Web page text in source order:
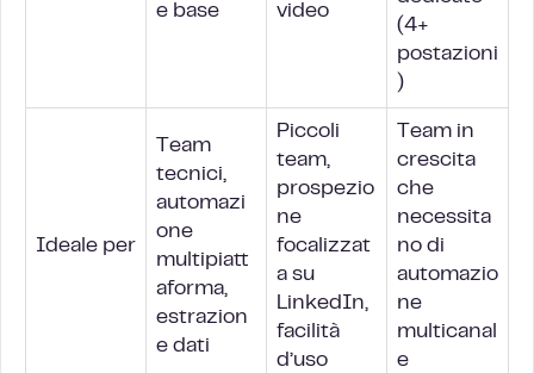
e base
video
(4+
postazioni
)
Ideale per
Team
tecnici,
automazi
one
multipiatt
aforma,
estrazion
e dati
Piccoli
team,
prospezio
ne
focalizzat
a su
LinkedIn,
facilità
d’uso
Team in
crescita
che
necessita
no di
automazio
ne
multicanal
e